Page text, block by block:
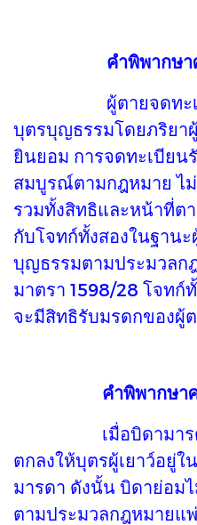
คำพิพากษาศาล
ผู้ตายจดทะเบียน
บุตรบุญธรรมโดยภริยา
ยินยอม การจดทะเบีย
สมบูรณ์ตามกฎหมาย ไ
รวมทั้งสิทธิและหน้าที่ต
กับโจทก์ทั้งสองในฐาน
บุญธรรมตามประมวล
มาตรา 1598/28 โจทก์
จะมีสิทธิรับมรดกของผู้
คำพิพากษาศาล
เมื่อบิดามารดาห
ตกลงให้บุตรผู้เยาว์อยู่ใ
มารดา ดังนั้น บิดาย่อม
ตามประมวลกฎหมายแ